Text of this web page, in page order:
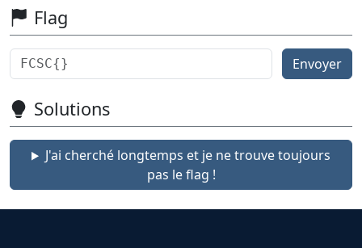
Flag
Envoyer
Solutions
J'ai cherché longtemps et je ne trouve toujours
pas le flag !